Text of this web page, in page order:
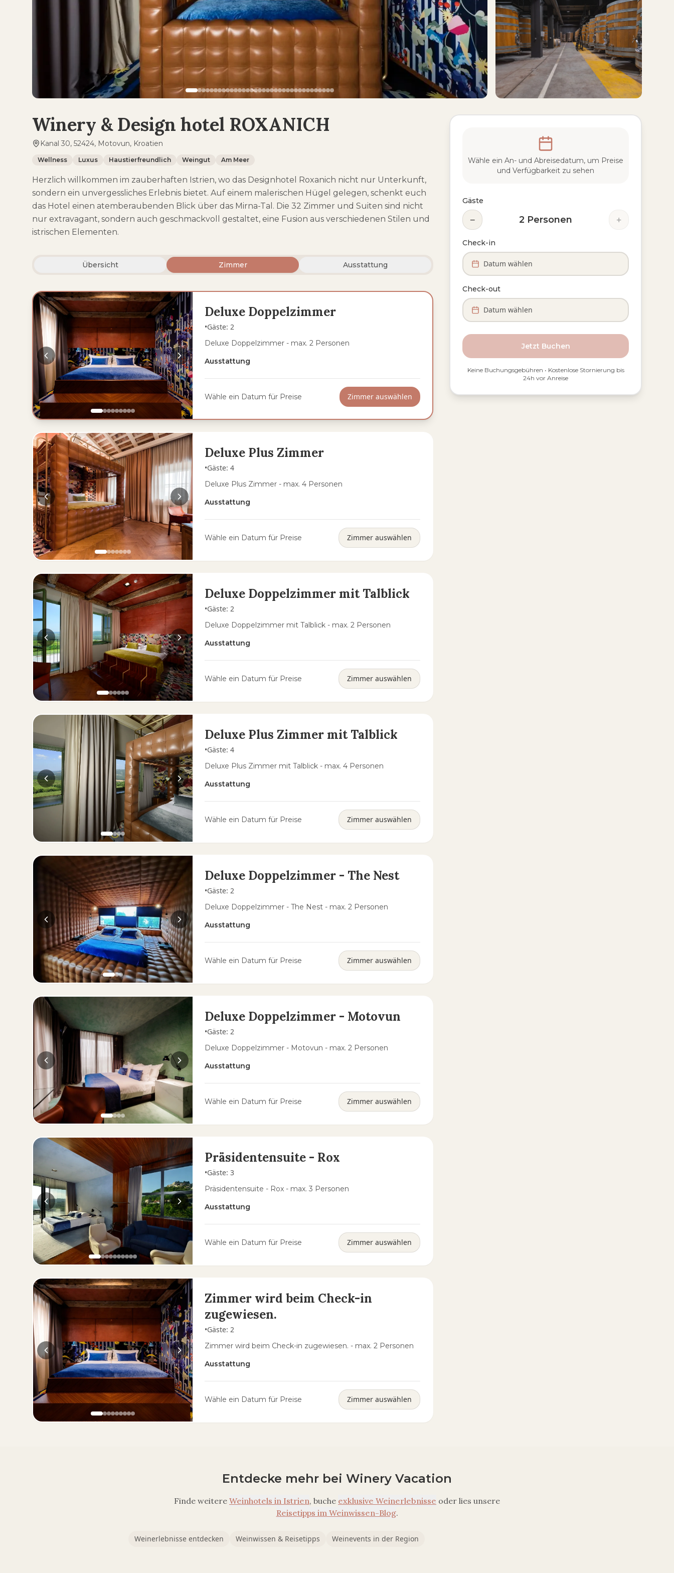
Winery & Design hotel ROXANICH
Kanal 30, 52424, Motovun, Kroatien
Wellness Luxus Haustierfreundlich Weingut Am Meer
Herzlich willkommen im zauberhaften Istrien, wo das Designhotel Roxanich nicht nur Unterkunft,
sondern ein unvergessliches Erlebnis bietet. Auf einem malerischen Hügel gelegen, schenkt euch
das Hotel einen atemberaubenden Blick über das Mirna-Tal. Die 32 Zimmer und Suiten sind nicht
nur extravagant, sondern auch geschmackvoll gestaltet, eine Fusion aus verschiedenen Stilen und
istrischen Elementen.
Übersicht Zimmer Ausstattung
Deluxe Doppelzimmer
•Gäste:2
Deluxe Doppelzimmer - max. 2 Personen
Ausstattung
Wähle ein Datum für Preise Zimmer auswählen
Deluxe Plus Zimmer
•Gäste:4
Deluxe Plus Zimmer - max. 4 Personen
Ausstattung
Wähle ein Datum für Preise Zimmer auswählen
Deluxe Doppelzimmer mit Talblick
•Gäste:2
Deluxe Doppelzimmer mit Talblick - max. 2 Personen
Ausstattung
Wähle ein Datum für Preise Zimmer auswählen
Deluxe Plus Zimmer mit Talblick
•Gäste:4
Deluxe Plus Zimmer mit Talblick - max. 4 Personen
Ausstattung
Wähle ein Datum für Preise Zimmer auswählen
Deluxe Doppelzimmer - The Nest
•Gäste:2
Deluxe Doppelzimmer - The Nest - max. 2 Personen
Ausstattung
Wähle ein Datum für Preise Zimmer auswählen
Deluxe Doppelzimmer - Motovun
•Gäste:2
Deluxe Doppelzimmer - Motovun - max. 2 Personen
Ausstattung
Wähle ein Datum für Preise Zimmer auswählen
Präsidentensuite - Rox
•Gäste:3
Präsidentensuite - Rox - max. 3 Personen
Ausstattung
Wähle ein Datum für Preise Zimmer auswählen
Zimmer wird beim Check-in
zugewiesen.
•Gäste:2
Zimmer wird beim Check-in zugewiesen. - max. 2 Personen
Ausstattung
Wähle ein Datum für Preise Zimmer auswählen
Wähle ein An- und Abreisedatum, um Preise
und Verfügbarkeit zu sehen
Gäste
− 2 Personen +
Check-in
Datum wählen
Check-out
Datum wählen
Jetzt Buchen
Keine Buchungsgebühren • Kostenlose Stornierung bis
24h vor Anreise
Entdecke mehr bei Winery Vacation
Finde weitere Weinhotels in Istrien, buche exklusive Weinerlebnisse oder lies unsere
Reisetipps im Weinwissen-Blog.
Weinerlebnisse entdecken Weinwissen & Reisetipps Weinevents in der Region